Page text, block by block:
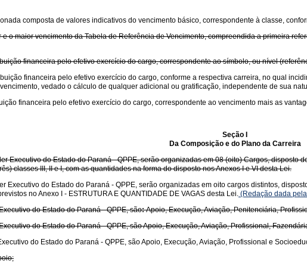
composta de valores indicativos do vencimento básico, correspondente à classe,
o maior vencimento da Tabela de Referência de Vencimento, compreendida a primeira
financeira pelo efetivo exercício do cargo, correspondente ao símbolo, ou nível
financeira pelo efetivo exercício do cargo, conforme a respectiva carreira, no qual
vedado o cálculo de qualquer adicional ou gratificação, independente de sua
financeira pelo efetivo exercício do cargo, correspondente ao vencimento mais as
Seção I
Da Composição e do Plano da Carreira
Executivo do Estado do Paraná - QPPE, serão organizadas em 08 (oito) Cargos,
classes III, II e I, com as quantidades na forma do disposto nos Anexos I e VI desta Lei.
Executivo do Estado do Paraná - QPPE, serão organizadas em oito cargos distintos,
no Anexo I - ESTRUTURA E QUANTIDADE DE VAGAS desta Lei. (Redação dada
do Estado do Paraná - QPPE, são:Apoio, Execução, Aviação, Penitenciária,
do Estado do Paraná - QPPE, são Apoio, Execução, Aviação, Profissional,
do Estado do Paraná - QPPE, são Apoio, Execução, Aviação, Profissional e